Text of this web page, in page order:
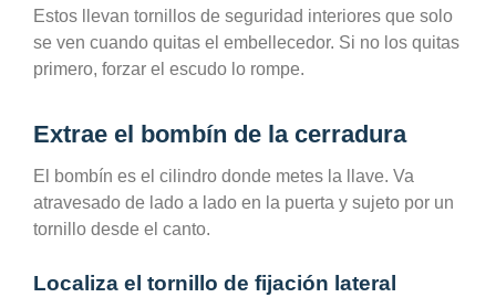
Estos llevan tornillos de seguridad interiores que solo
se ven cuando quitas el embellecedor. Si no los quitas
primero, forzar el escudo lo rompe.
Extrae el bombín de la cerradura
El bombín es el cilindro donde metes la llave. Va
atravesado de lado a lado en la puerta y sujeto por un
tornillo desde el canto.
Localiza el tornillo de fijación lateral